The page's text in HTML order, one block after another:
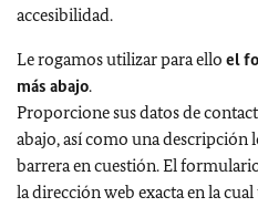
accesibilidad.
Le rogamos utilizar para ello el
más abajo.
Proporcione sus datos de
abajo, así como una descripción
barrera en cuestión. El
la dirección web exacta en la